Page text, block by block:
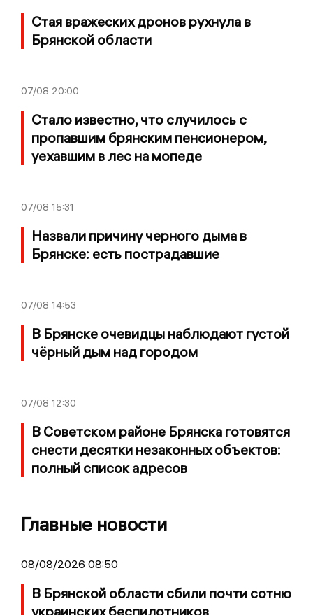
Стая вражеских дронов рухнула в
Брянской области
07/08 20:00
Стало известно, что случилось с
пропавшим брянским пенсионером,
уехавшим в лес на мопеде
07/08 15:31
Назвали причину черного дыма в
Брянске: есть пострадавшие
07/08 14:53
В Брянске очевидцы наблюдают густой
чёрный дым над городом
07/08 12:30
В Советском районе Брянска готовятся
снести десятки незаконных объектов:
полный список адресов
Главные новости
08/08/2026 08:50
В Брянской области сбили почти сотню
украинских беспилотников